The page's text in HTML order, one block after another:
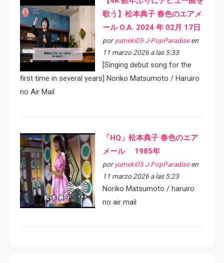
歌う】松本典子 春色のエアメ
ール O.A. 2024 年 02月 17日
por yumeki05 J-PopParadiseen
11 marzo 2026 a las 5:33
[Singing debut song for the
first time in several years] Noriko Matsumoto / Haruiro
no Air Mail
「HQ」松本典子 春色のエア
メール 1985年
por yumeki05 J-PopParadiseen
11 marzo 2026 a las 5:23
Noriko Matsumoto / haruiro
no air mail